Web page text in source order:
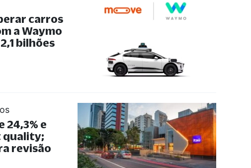
carros
a Waymo
bilhões
24,3% e
quality;
revisão